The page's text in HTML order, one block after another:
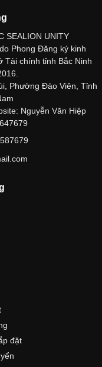
SEALION UNITY
Phong Đăng ký kinh
Tài chính tỉnh Bắc Ninh
Phường Đào Viên, Tỉnh
Nguyễn Văn Hiệp
đặt